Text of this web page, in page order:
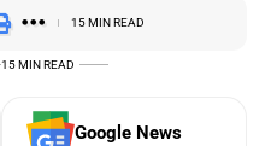
15 MIN READ
15 MIN READ
Google News